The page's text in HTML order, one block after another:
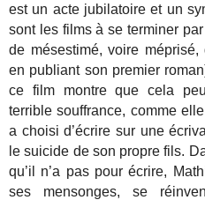
est un acte jubilatoire et un
sont les films à se terminer
de mésestimé, voire
en publiant son premier
ce film montre que cela
terrible souffrance, comme
a choisi d’écrire sur une
le suicide de son propre fils.
qu’il n’a pas pour écrire,
ses mensonges, se